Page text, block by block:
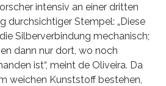
intensiv an einer dritten
durchsichtiger Stempel: „Diese
Silberverbindung mechanisch;
dann nur dort, wo noch
ist“, meint de Oliveira. Da
weichen Kunststoff bestehen,